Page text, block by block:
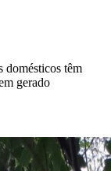
domésticos têm
gerado